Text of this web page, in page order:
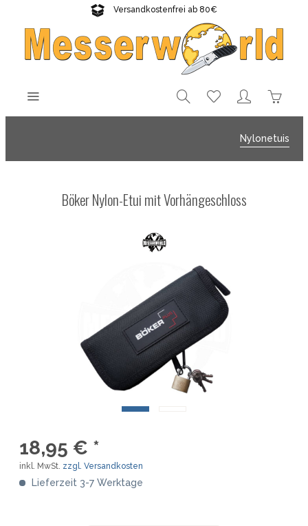
Versandkostenfrei ab 80€
Gratisversand sichern!
Nylonetuis
Böker Nylon-Etui mit Vorhängeschloss
18,95 € *
inkl. MwSt. zzgl. Versandkosten
Lieferzeit 3-7 Werktage